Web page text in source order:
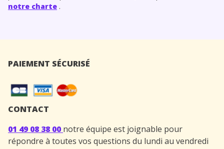
notre charte .
PAIEMENT SÉCURISÉ
CONTACT
01 49 08 38 00 notre équipe est joignable pour
répondre à toutes vos questions du lundi au vendredi